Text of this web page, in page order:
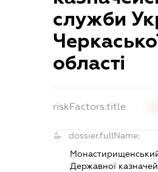
служби
області
riskFactors.title
dossier.fullName:
Монастирищенський
Державної